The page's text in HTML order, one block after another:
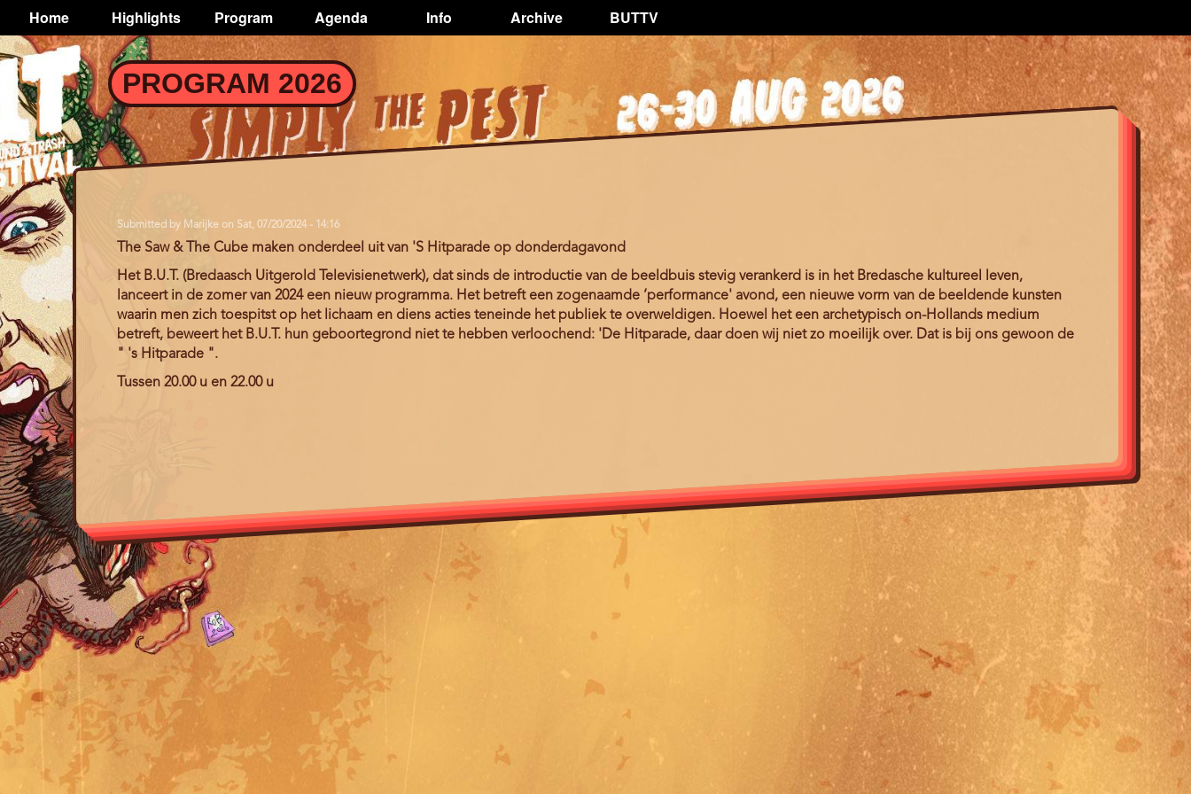
Skip
main
content
Main
navigation
Home Highlights Program Agenda Info Archive BUTTV
TOGGLE
PROGRAM 2026
Submitted by Marijke on Sat, 07/20/2024 - 14:16
The Saw & The Cube maken onderdeel uit van 'S Hitparade op donderdagavond
Het B.U.T. (Bredaasch Uitgerold Televisienetwerk), dat sinds de introductie van de beeldbuis stevig verankerd is in het Bredasche kultureel leven,
lanceert in de zomer van 2024 een nieuw programma. Het betreft een zogenaamde ‘performance' avond, een nieuwe vorm van de beeldende kunsten
waarin men zich toespitst op het lichaam en diens acties teneinde het publiek te overweldigen. Hoewel het een archetypisch on-Hollands medium
betreft, beweert het B.U.T. hun geboortegrond niet te hebben verloochend: 'De Hitparade, daar doen wij niet zo moeilijk over. Dat is bij ons gewoon de
" 's Hitparade ".
Tussen 20.00 u en 22.00 u